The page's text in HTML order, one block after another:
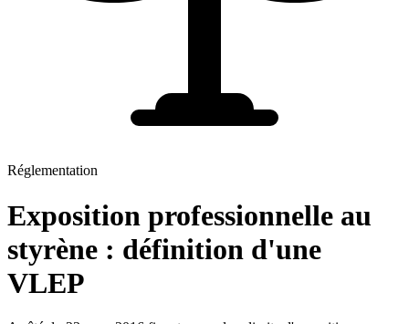
Réglementation
Exposition professionnelle au
styrène : définition d'une
VLEP